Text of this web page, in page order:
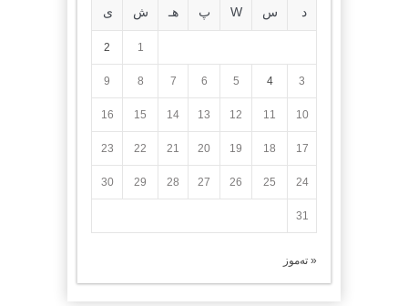
د س W پ هـ ش ی
1
2
3
4
5
6
7
8
9
10
11
12
13
14
15
16
17
18
19
20
21
22
23
24
25
26
27
28
29
30
31
« تەموز